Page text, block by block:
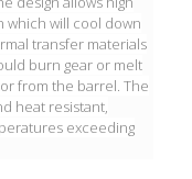
which will cool down
transfer materials
burn gear or melt
from the barrel. The
heat resistant,
exceeding